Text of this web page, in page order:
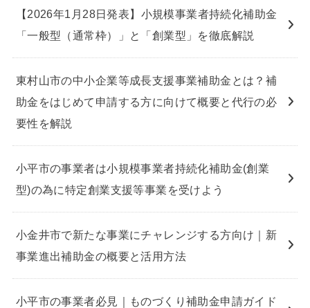
【2026年1月28日発表】小規模事業者持続化補助金
「一般型（通常枠）」と「創業型」を徹底解説
東村山市の中小企業等成長支援事業補助金とは？補
助金をはじめて申請する方に向けて概要と代行の必
要性を解説
小平市の事業者は小規模事業者持続化補助金(創業
型)の為に特定創業支援等事業を受けよう
小金井市で新たな事業にチャレンジする方向け｜新
事業進出補助金の概要と活用方法
小平市の事業者必見｜ものづくり補助金申請ガイド